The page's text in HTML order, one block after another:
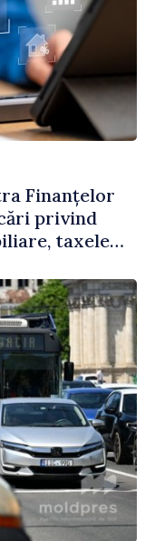
Finanțelor
privind
taxele